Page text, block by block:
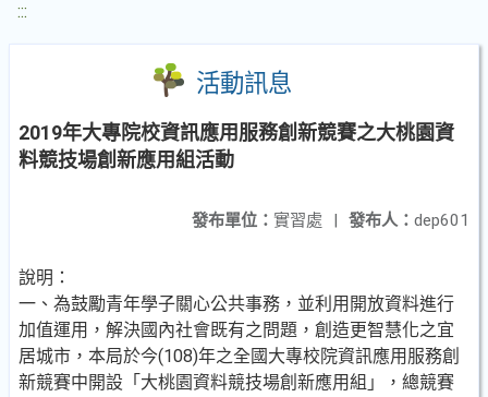
:::
活動訊息
2019年大專院校資訊應用服務創新競賽之大桃園資
料競技場創新應用組活動
發布人： dep601
發布單位： 實習處 |
說明：
一、為鼓勵青年學子關心公共事務，並利用開放資料進行
加值運用，解決國內社會既有之問題，創造更智慧化之宜
居城市，本局於今(108)年之全國大專校院資訊應用服務創
新競賽中開設「大桃園資料競技場創新應用組」，總競賽